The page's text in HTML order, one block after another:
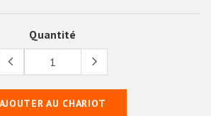
Quantité
AJOUTER AU CHARIOT